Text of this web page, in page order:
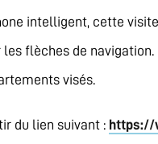
intelligent, cette
flèches de
visés.
du lien suivant : https://